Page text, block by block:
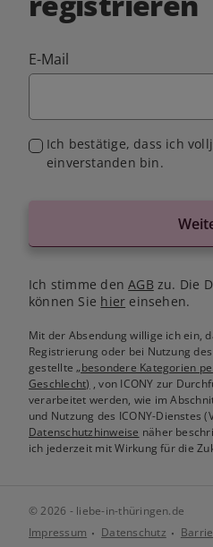
E-Mail
Ich bestätige, dass ich
einverstanden bin.
Ich stimme denAGB zu. Die
können Sie hier einsehen.
Mit der Absendung willige ich ein,
Registrierung oder bei Nutzung
gestellte„besondere Kategorien
Geschlecht) , von ICONY zur
verarbeitet werden, wie im
und Nutzung des ICONY-Dienstes
Datenschutzhinweise näher
ich jederzeit mit Wirkung für die
© 2026 - liebe-in-thüringen.de
Impressum
Datenschutz